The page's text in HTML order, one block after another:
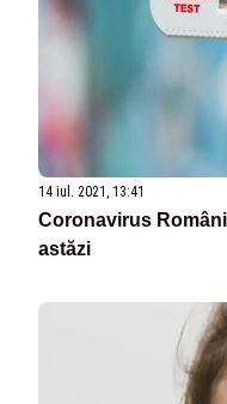
14 iul. 2021, 13:41
Coronavirus
astăzi